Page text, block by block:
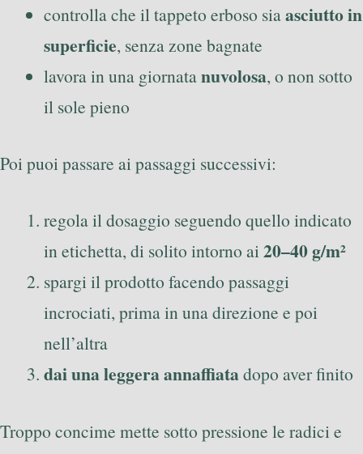
controlla che il tappeto erboso siaasciutto in
superficie, senza zone bagnate
lavora in una giornatanuvolosa, o non sotto
il sole pieno
Poi puoi passare ai passaggi successivi:
regola il dosaggio seguendo quello indicato
in etichetta, di solito intorno ai20–40 g/m²
spargi il prodotto facendo passaggi
incrociati, prima in una direzione e poi
nell’altra
dai una leggera annaffiatadopo aver finito
Troppo concime mette sotto pressione le radici e